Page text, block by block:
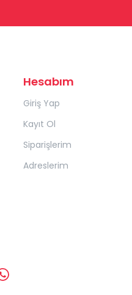
Hesabım
Giriş Yap
Kayıt Ol
Siparişlerim
Adreslerim